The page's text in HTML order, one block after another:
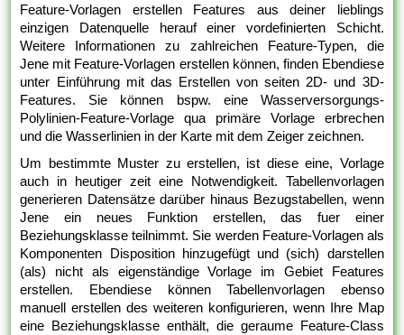
Feature-Vorlagen erstellen Features aus deiner lieblings
einzigen Datenquelle herauf einer vordefinierten Schicht.
Weitere Informationen zu zahlreichen Feature-Typen, die
Jene mit Feature-Vorlagen erstellen können, finden Ebendiese
unter Einführung mit das Erstellen von seiten 2D- und 3D-
Features. Sie können bspw. eine Wasserversorgungs-
Polylinien-Feature-Vorlage qua primäre Vorlage erbrechen
und die Wasserlinien in der Karte mit dem Zeiger zeichnen.
Um bestimmte Muster zu erstellen, ist diese eine, Vorlage
auch in heutiger zeit eine Notwendigkeit. Tabellenvorlagen
generieren Datensätze darüber hinaus Bezugstabellen, wenn
Jene ein neues Funktion erstellen, das fuer einer
Beziehungsklasse teilnimmt. Sie werden Feature-Vorlagen als
Komponenten Disposition hinzugefügt und (sich) darstellen
(als) nicht als eigenständige Vorlage im Gebiet Features
erstellen. Ebendiese können Tabellenvorlagen ebenso
manuell erstellen des weiteren konfigurieren, wenn Ihre Map
eine Beziehungsklasse enthält, die geraume Feature-Class